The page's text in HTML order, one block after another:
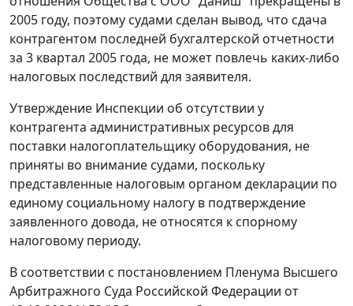
2005 году, поэтому судами сделан вывод, что сдача
контрагентом последней бухгалтерской отчетности
за 3 квартал 2005 года, не может повлечь каких-либо
налоговых последствий для заявителя.
Утверждение Инспекции об отсутствии у
контрагента административных ресурсов для
поставки налогоплательщику оборудования, не
приняты во внимание судами, поскольку
представленные налоговым органом декларации по
единому социальному налогу в подтверждение
заявленного довода, не относятся к спорному
налоговому периоду.
В соответствии с постановлением Пленума Высшего
Арбитражного Суда Российской Федерации от